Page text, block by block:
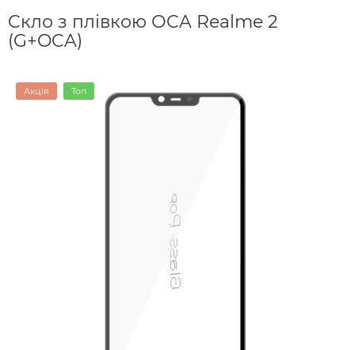
Cкло з плівкою ОCA Realme 2
(G+OCA)
Акція Топ